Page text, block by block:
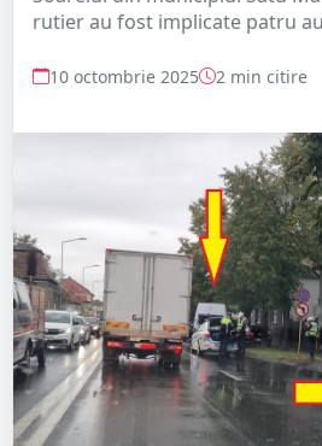
rutier au fost implicate patru
10 octombrie 2025 2 min citire